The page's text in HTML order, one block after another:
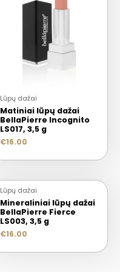
Lūpų dažai
Matiniai lūpų dažai
BellaPierre Incognito
LS017, 3,5 g
€16.00
Lūpų dažai
Mineraliniai lūpų dažai
BellaPierre Fierce
LS003, 3,5 g
€16.00